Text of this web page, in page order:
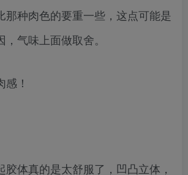
那种肉色的要重一些，这点可能是
气味上面做取舍。
！
胶体真的是太舒服了，凹凸立体，